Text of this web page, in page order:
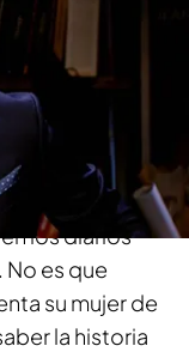
Jesús Castro
se
los diarios
es que
su mujer de
la historia